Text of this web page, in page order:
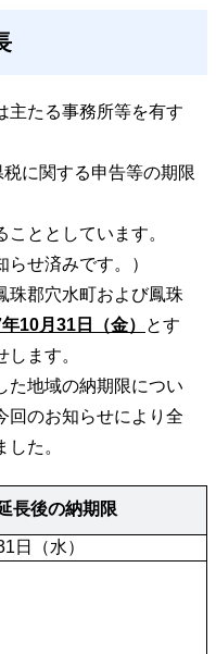
主たる事務所等を有す
に関する申告等の期限
ととしています。
らせ済みです。）
珠郡穴水町および鳳珠
10月31日（金）
とす
ます。
た地域の納期限につい
回のお知らせにより全
た。
長後の納期限
日（水）